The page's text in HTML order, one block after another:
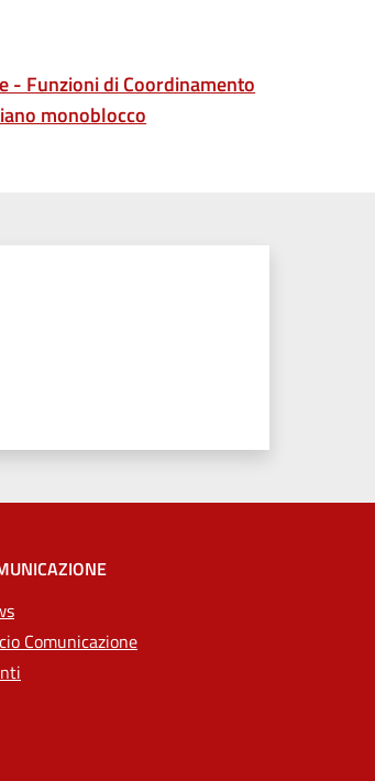
- Funzioni di Coordinamento
monoblocco
Comunicazione